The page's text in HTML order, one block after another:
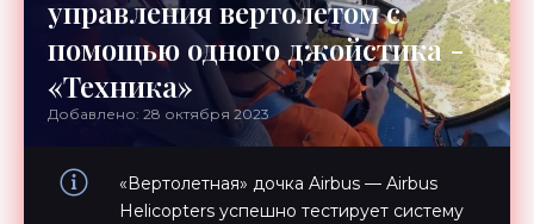
управления вертолетом с
помощью одного джойстика -
«Техника»
Добавлено: 28 октября 2023
«Вертолетная» дочка Airbus — Airbus
Helicopters успешно тестирует систему